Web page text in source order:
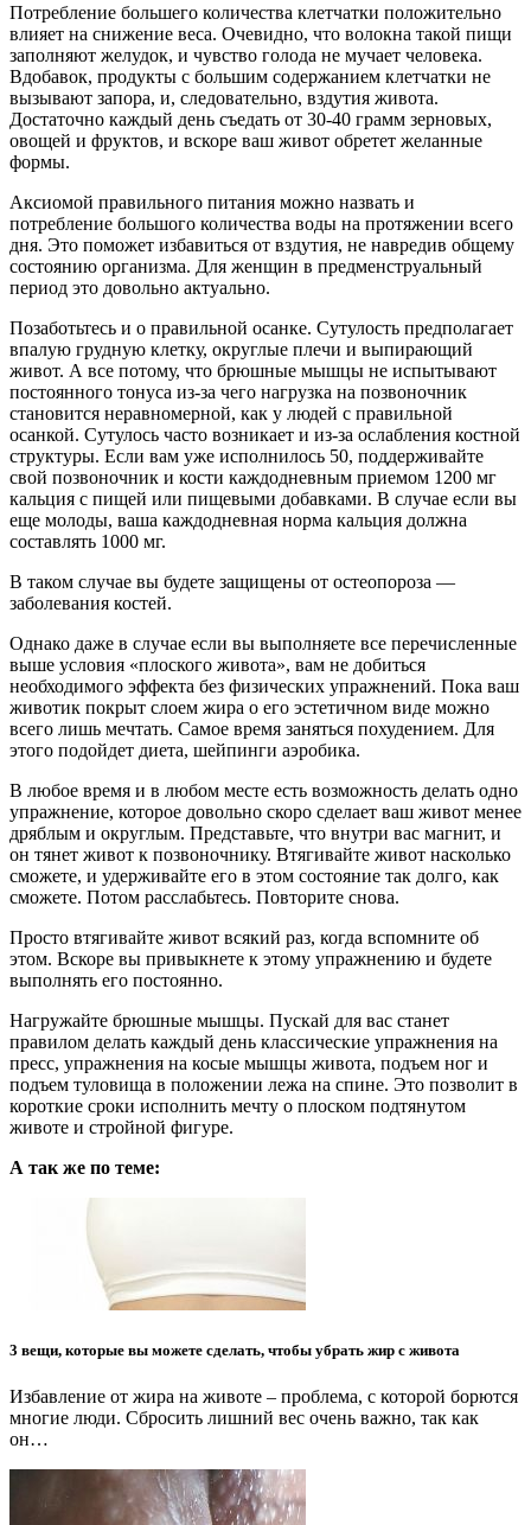
Потребление большего количества клетчатки положительно
влияет на снижение веса. Очевидно, что волокна такой пищи
заполняют желудок, и чувство голода не мучает человека.
Вдобавок, продукты с большим содержанием клетчатки не
вызывают запора, и, следовательно, вздутия живота.
Достаточно каждый день съедать от 30-40 грамм зерновых,
овощей и фруктов, и вскоре ваш живот обретет желанные
формы.
Аксиомой правильного питания можно назвать и
потребление большого количества воды на протяжении всего
дня. Это поможет избавиться от вздутия, не навредив общему
состоянию организма. Для женщин в предменструальный
период это довольно актуально.
Позаботьтесь и о правильной осанке. Сутулость предполагает
впалую грудную клетку, округлые плечи и выпирающий
живот. А все потому, что брюшные мышцы не испытывают
постоянного тонуса из-за чего нагрузка на позвоночник
становится неравномерной, как у людей с правильной
осанкой. Сутулось часто возникает и из-за ослабления костной
структуры. Если вам уже исполнилось 50, поддерживайте
свой позвоночник и кости каждодневным приемом 1200 мг
кальция с пищей или пищевыми добавками. В случае если вы
еще молоды, ваша каждодневная норма кальция должна
составлять 1000 мг.
В таком случае вы будете защищены от остеопороза —
заболевания костей.
Однако даже в случае если вы выполняете все перечисленные
выше условия «плоского живота», вам не добиться
необходимого эффекта без физических упражнений. Пока ваш
животик покрыт слоем жира о его эстетичном виде можно
всего лишь мечтать. Самое время заняться похудением. Для
этого подойдет диета, шейпинги аэробика.
В любое время и в любом месте есть возможность делать одно
упражнение, которое довольно скоро сделает ваш живот менее
дряблым и округлым. Представьте, что внутри вас магнит, и
он тянет живот к позвоночнику. Втягивайте живот насколько
сможете, и удерживайте его в этом состояние так долго, как
сможете. Потом расслабьтесь. Повторите снова.
Просто втягивайте живот всякий раз, когда вспомните об
этом. Вскоре вы привыкнете к этому упражнению и будете
выполнять его постоянно.
Нагружайте брюшные мышцы. Пускай для вас станет
правилом делать каждый день классические упражнения на
пресс, упражнения на косые мышцы живота, подъем ног и
подъем туловища в положении лежа на спине. Это позволит в
короткие сроки исполнить мечту о плоском подтянутом
животе и стройной фигуре.
А так же по теме:
3 вещи, которые вы можете сделать, чтобы убрать жир с живота
Избавление от жира на животе – проблема, с которой борются
многие люди. Сбросить лишний вес очень важно, так как
он…